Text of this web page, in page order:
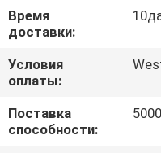
СПРОСИТЕ
ЦИТАТУ
КАРТА
Время
доставки:
Условия
оплаты:
Поставка
способности: